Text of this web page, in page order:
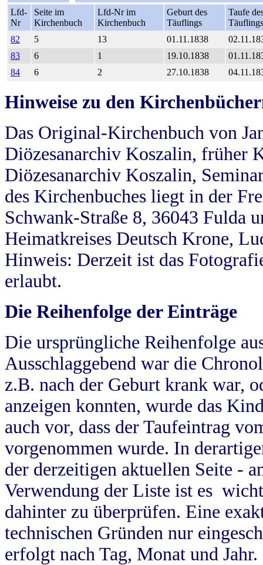
Lfd-
Nr
Seite im
Kirchenbuch
Lfd-Nr im
Kirchenbuch
Geburt des
Täuflings
Taufe
Täuflings
82
5 13 01.11.1838
83
6 1 19.10.1838
84
6 2 27.10.1838
Hinweise zu den
Das Original-Kirchenbuch von
Diözesanarchiv Koszalin, früher
Diözesanarchiv Koszalin,
des Kirchenbuches liegt in der
Schwank-Straße 8, 36043 Fulda
Heimatkreises Deutsch Krone,
Hinweis: Derzeit ist das
erlaubt.
Die Reihenfolge der Einträge
Die ursprüngliche Reihenfolge
Ausschlaggebend war die
z.B. nach der Geburt krank war,
anzeigen konnten, wurde das
auch vor, dass der Taufeintrag
vorgenommen wurde. In
der derzeitigen aktuellen Seite -
Verwendung der Liste ist es
dahinter zu überprüfen. Eine
technischen Gründen nur
erfolgt nach Tag, Monat und Jahr.